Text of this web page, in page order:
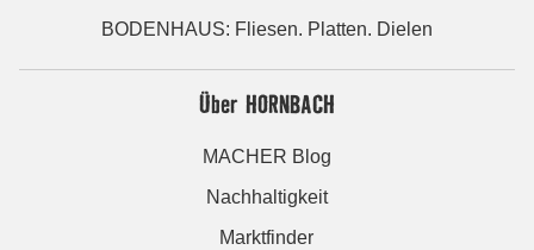
BODENHAUS: Fliesen. Platten. Dielen
Über HORNBACH
MACHER Blog
Nachhaltigkeit
Marktfinder